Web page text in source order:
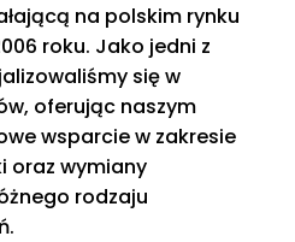
na polskim rynku
roku. Jako jedni z
się w
oferując naszym
wsparcie w zakresie
oraz wymiany
rodzaju